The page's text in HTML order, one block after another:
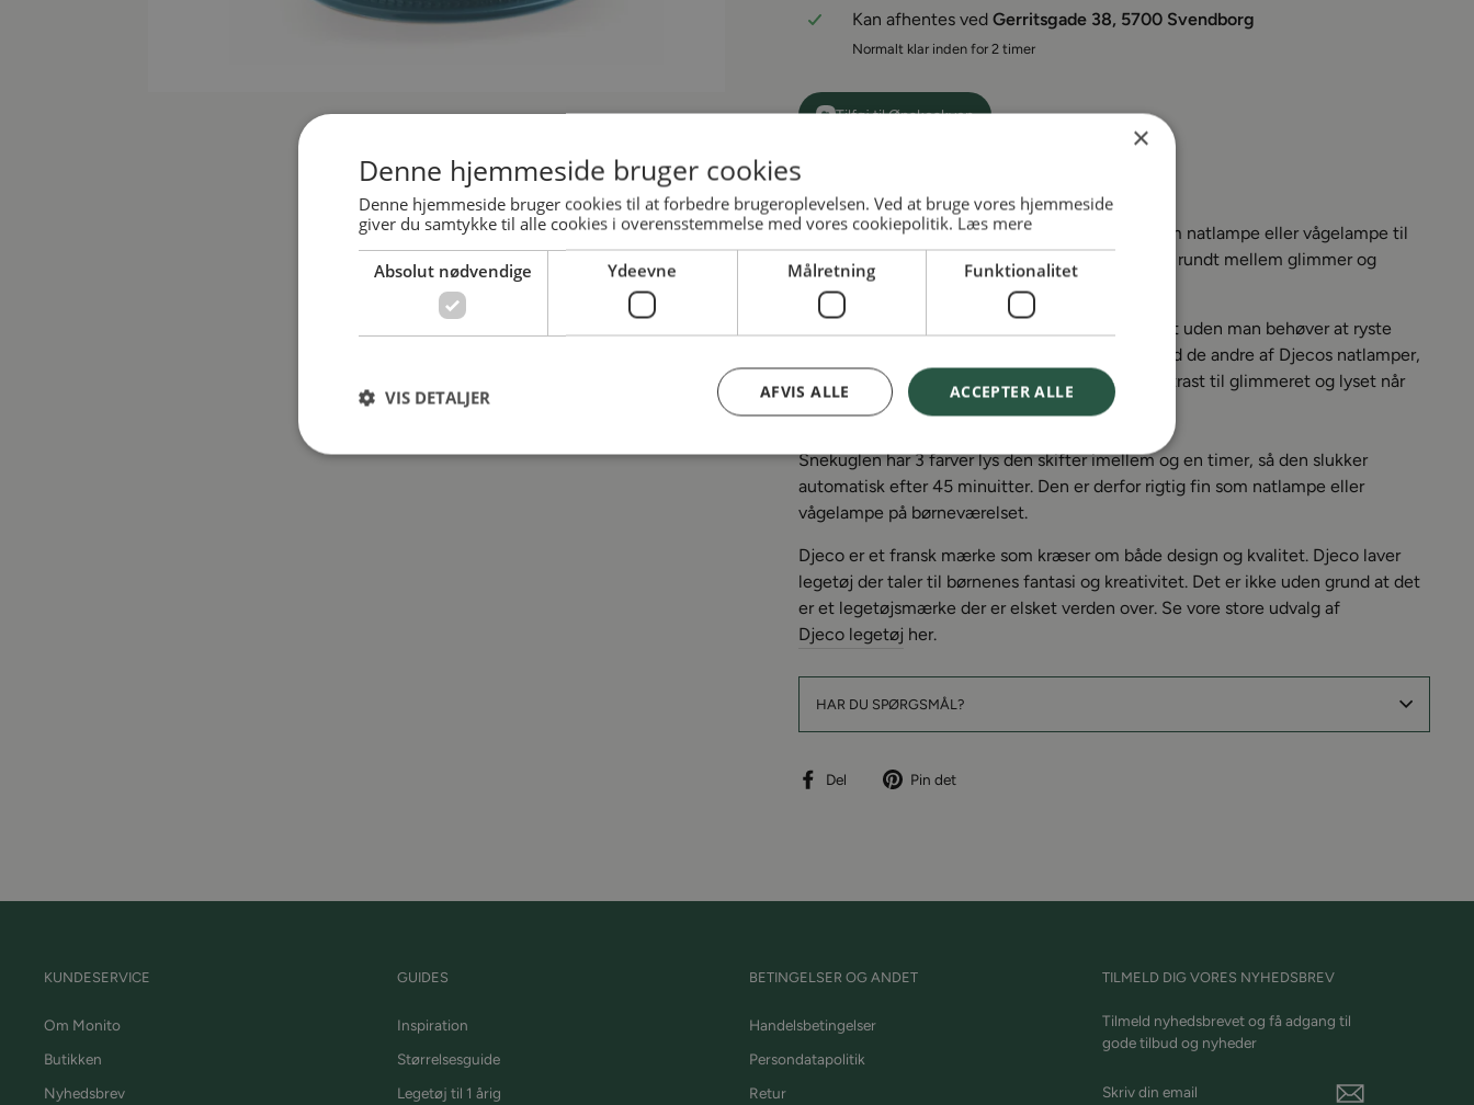
Kan afhentes ved Gerritsgade 38, 5700 Svendborg
Normalt klar inden for 2 timer
Tilføj til Ønskeskyen
Skøn snekugle med lys og glimmer, rigtig fin som natlampe eller vågelampe til
børneværelset. I midten af lampen flyver piloten rundt mellem glimmer og
Når kuglen tændes hvirvler glimmeret rundt, helt uden man behøver at ryste
snekuglen. Nattens Pilot er lidt mere drenget end de andre af Djecos natlamper,
og stadig i fine klare farver, der giver en flot kontrast til glimmeret og lyset når
lampen er tændt.
Snekuglen har 3 farver lys den skifter imellem og en timer, så den slukker
automatisk efter 45 minuitter. Den er derfor rigtig fin som natlampe eller
vågelampe på børneværelset.
Djeco er et fransk mærke som kræser om både design og kvalitet. Djeco laver
legetøj der taler til børnenes fantasi og kreativitet. Det er ikke uden grund at det
er et legetøjsmærke der er elsket verden over. Se vore store udvalg af
Djeco legetøj her.
HAR DU SPØRGSMÅL?
Del
Del
Pin det
KUNDESERVICE
Om Monito
Butikken
Nyhedsbrev
GUIDES
Inspiration
Størrelsesguide
Legetøj til 1 årig
BETINGELSER OG ANDET
Handelsbetingelser
Persondatapolitik
Retur
TILMELD DIG VORES NYHEDSBREV
Tilmeld nyhedsbrevet og få adgang til
gode tilbud og nyheder
din
×
Denne hjemmeside bruger cookies
Denne hjemmeside bruger cookies til at forbedre brugeroplevelsen. Ved at bruge vores hjemmeside
giver du samtykke til alle cookies i overensstemmelse med vores cookiepolitik. Læs mere
Absolut nødvendige Ydeevne Målretning Funktionalitet
ACCEPTER ALLE
AFVIS ALLE
VIS DETALJER